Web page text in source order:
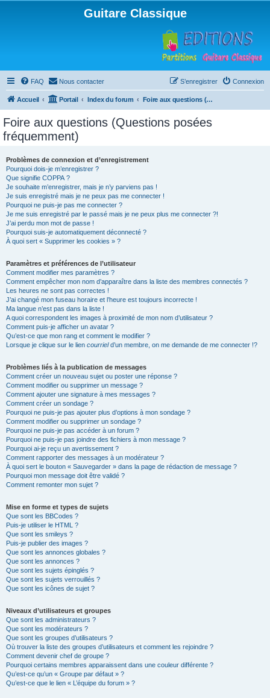
Guitare Classique
FAQ Nous contacter Connexion
S’enregistrer
Accueil Portail Index du forum Foire aux questions (Questions posées fréquemment)
Foire aux questions (Questions posées
fréquemment)
Problèmes de connexion et d’enregistrement
Pourquoi dois-je m’enregistrer ?
Que signifie COPPA ?
Je souhaite m’enregistrer, mais je n’y parviens pas !
Je suis enregistré mais je ne peux pas me connecter !
Pourquoi ne puis-je pas me connecter ?
Je me suis enregistré par le passé mais je ne peux plus me connecter ?!
J’ai perdu mon mot de passe !
Pourquoi suis-je automatiquement déconnecté ?
À quoi sert « Supprimer les cookies » ?
Paramètres et préférences de l’utilisateur
Comment modifier mes paramètres ?
Comment empêcher mon nom d’apparaître dans la liste des membres connectés ?
Les heures ne sont pas correctes !
J’ai changé mon fuseau horaire et l’heure est toujours incorrecte !
Ma langue n’est pas dans la liste !
A quoi correspondent les images à proximité de mon nom d’utilisateur ?
Comment puis-je afficher un avatar ?
Qu’est-ce que mon rang et comment le modifier ?
Lorsque je clique sur le lien courrield’un membre, on me demande de me connecter !?
Problèmes liés à la publication de messages
Comment créer un nouveau sujet ou poster une réponse ?
Comment modifier ou supprimer un message ?
Comment ajouter une signature à mes messages ?
Comment créer un sondage ?
Pourquoi ne puis-je pas ajouter plus d’options à mon sondage ?
Comment modifier ou supprimer un sondage ?
Pourquoi ne puis-je pas accéder à un forum ?
Pourquoi ne puis-je pas joindre des fichiers à mon message ?
Pourquoi ai-je reçu un avertissement ?
Comment rapporter des messages à un modérateur ?
À quoi sert le bouton « Sauvegarder » dans la page de rédaction de message ?
Pourquoi mon message doit être validé ?
Comment remonter mon sujet ?
Mise en forme et types de sujets
Que sont les BBCodes ?
Puis-je utiliser le HTML ?
Que sont les smileys ?
Puis-je publier des images ?
Que sont les annonces globales ?
Que sont les annonces ?
Que sont les sujets épinglés ?
Que sont les sujets verrouillés ?
Que sont les icônes de sujet ?
Niveaux d’utilisateurs et groupes
Que sont les administrateurs ?
Que sont les modérateurs ?
Que sont les groupes d’utilisateurs ?
Où trouver la liste des groupes d’utilisateurs et comment les rejoindre ?
Comment devenir chef de groupe ?
Pourquoi certains membres apparaissent dans une couleur différente ?
Qu’est-ce qu’un « Groupe par défaut » ?
Qu’est-ce que le lien « L’équipe du forum » ?